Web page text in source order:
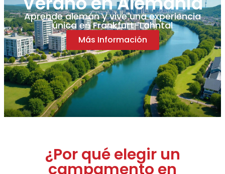
Aprende alemán y vive una experiencia
única en Frankfurt-Lahntal
Más Información
¿Por qué elegir un
campamento en